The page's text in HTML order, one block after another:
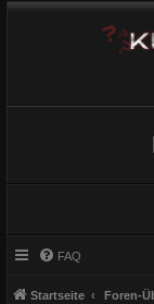
FAQ
Startseite Foren-